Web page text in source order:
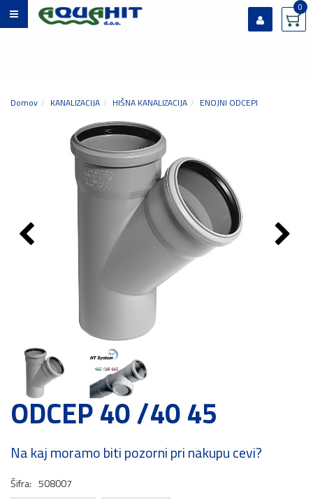
0
Domov KANALIZACIJA HIŠNA KANALIZACIJA ENOJNI ODCEPI
ODCEP 40 /40 45
Na kaj moramo biti pozorni pri nakupu cevi?
Šifra: 508007